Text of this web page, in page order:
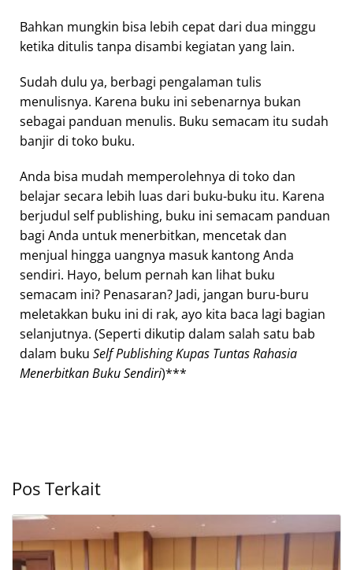
Bahkan mungkin bisa lebih cepat dari dua minggu
ketika ditulis tanpa disambi kegiatan yang lain.
Sudah dulu ya, berbagi pengalaman tulis
menulisnya. Karena buku ini sebenarnya bukan
sebagai panduan menulis. Buku semacam itu sudah
banjir di toko buku.
Anda bisa mudah memperolehnya di toko dan
belajar secara lebih luas dari buku-buku itu. Karena
berjudul self publishing, buku ini semacam panduan
bagi Anda untuk menerbitkan, mencetak dan
menjual hingga uangnya masuk kantong Anda
sendiri. Hayo, belum pernah kan lihat buku
semacam ini? Penasaran? Jadi, jangan buru-buru
meletakkan buku ini di rak, ayo kita baca lagi bagian
selanjutnya. (Seperti dikutip dalam salah satu bab
dalam buku Self Publishing Kupas Tuntas Rahasia
Menerbitkan Buku Sendiri)***
Pos Terkait